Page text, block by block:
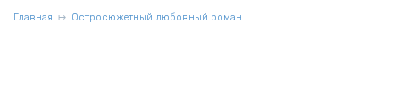
Главная Остросюжетный любовный роман